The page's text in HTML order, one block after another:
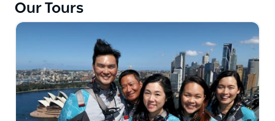
Außergewöhnlichen sind – unser Vivid Sydney Climb
garantiert ein Erlebnis, das so fabelhaft ist wie das
Our Tours